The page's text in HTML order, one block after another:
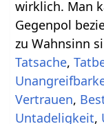
wirklich. Man
Gegenpol
zu Wahnsinn
Tatsache,
Vertrauen,
Untadeligkeit,